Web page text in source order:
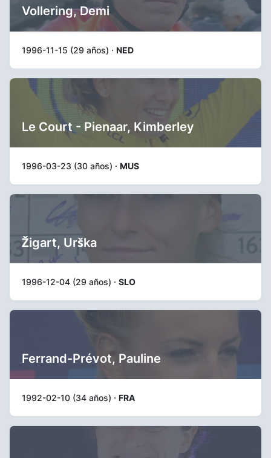
Vollering, Demi
1996-11-15 (29 años) · NED
Le Court - Pienaar, Kimberley
1996-03-23 (30 años) · MUS
Žigart, Urška
1996-12-04 (29 años) · SLO
Ferrand-Prévot, Pauline
1992-02-10 (34 años) · FRA